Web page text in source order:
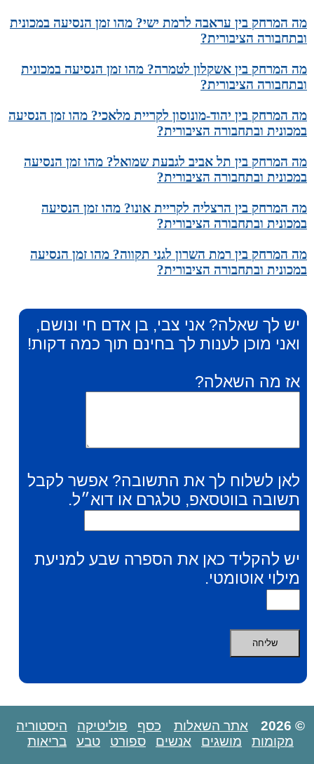
מה המרחק בין עראבה לרמת ישי? מהו זמן הנסיעה במכונית
ובתחבורה הציבורית?
מה המרחק בין אשקלון לטמרה? מהו זמן הנסיעה במכונית
ובתחבורה הציבורית?
מה המרחק בין יהוד-מונוסון לקריית מלאכי? מהו זמן הנסיעה
במכונית ובתחבורה הציבורית?
מה המרחק בין תל אביב לגבעת שמואל? מהו זמן הנסיעה
במכונית ובתחבורה הציבורית?
מה המרחק בין הרצליה לקריית אונו? מהו זמן הנסיעה
במכונית ובתחבורה הציבורית?
מה המרחק בין רמת השרון לגני תקווה? מהו זמן הנסיעה
במכונית ובתחבורה הציבורית?
יש לך שאלה? אני צבי, בן אדם חי ונושם,
ואני מוכן לענות לך בחינם תוך כמה דקות!
אז מה השאלה?
לאן לשלוח לך את התשובה? אפשר לקבל
תשובה בווטסאפ, טלגרם או דוא״ל.
יש להקליד כאן את הספרה שבע למניעת
מילוי אוטומטי.
© 2026 אתר השאלות כסף פוליטיקה
היסטוריה
מקומות
מושגים אנשים ספורט טבע בריאות